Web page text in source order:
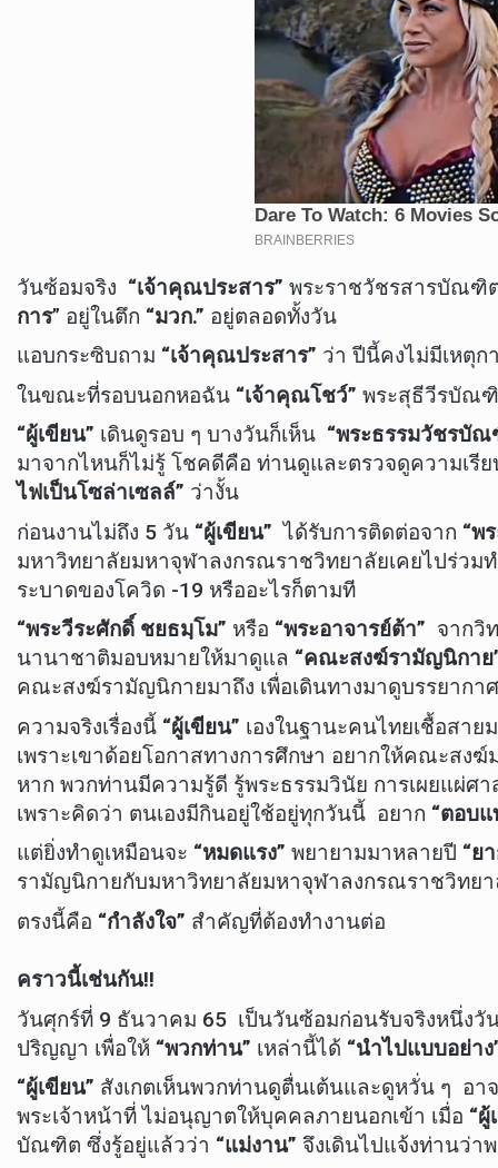
วันซ้อมจริง “เจ้าคุณประสาร” พระราชวัชรสารบัณฑิ
การ” อยู่ในตึก “มวก.” อยู่ตลอดทั้งวัน
แอบกระซิบถาม “เจ้าคุณประสาร” ว่า ปีนี้คงไม่มีเหตุ
ในขณะที่รอบนอกหอฉัน “เจ้าคุณโชว์” พระสุธีวีรบัณฑิ
“ผู้เขียน” เดินดูรอบ ๆ บางวันก็เห็น “พระธรรมวัชรบั
มาจากไหนก็ไม่รู้ โชคดีคือ ท่านดูและตรวจดูความเรีย
ไฟเป็นโซล่าเซลล์” ว่างั้น
ก่อนงานไม่ถึง 5 วัน “ผู้เขียน”ได้รับการติดต่อจาก “พ
มหาวิทยาลัยมหาจุฬาลงกรณราชวิทยาลัยเคยไปร่วม
ระบาดของโควิด -19 หรืออะไรก็ตามที
“พระวีระศักดิ์ ชยธมฺโม” หรือ “พระอาจารย์ต้า” จากวิ
นานาชาติมอบหมายให้มาดูแล “คณะสงฆ์รามัญนิกาย
คณะสงฆ์รามัญนิกายมาถึง เพื่อเดินทางมาดูบรรยา
ความจริงเรื่องนี้ “ผู้เขียน” เองในฐานะคนไทยเชื้อสา
เพราะเขาด้อยโอกาสทางการศึกษา อยากให้คณะส
หาก พวกท่านมีความรู้ดี รู้พระธรรมวินัย การเผยแผ่ศ
เพราะคิดว่า ตนเองมีกินอยู่ใช้อยู่ทุกวันนี้ อยาก “ตอบแ
แต่ยิ่งทำดูเหมือนจะ “หมดแรง” พยายามมาหลายปี “ย
รามัญนิกายกับมหาวิทยาลัยมหาจุฬาลงกรณราชวิทย
ตรงนี้คือ “กำลังใจ” สำคัญที่ต้องทำงานต่อ
คราวนี้เช่นกัน!!
วันศุกร์ที่ 9 ธันวาคม 65 เป็นวันซ้อมก่อนรับจริงหนึ่งวั
ปริญญา เพื่อให้ “พวกท่าน” เหล่านี้ได้ “นำไปแบบอย่าง
“ผู้เขียน” สังเกตเห็นพวกท่านดูตื่นเต้นและดูหวั่น ๆ อา
พระเจ้าหน้าที่ ไม่อนุญาตให้บุคคลภายนอกเข้า เมื่อ “ผู้
บัณฑิต ซึ่งรู้อยู่แล้วว่า “แม่งาน” จึงเดินไปแจ้งท่านว่า